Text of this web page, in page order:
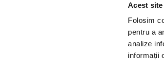
Acest
Folosim
pentru a
analize
informații
Telefon: +4 0748 110 111 (Luni -